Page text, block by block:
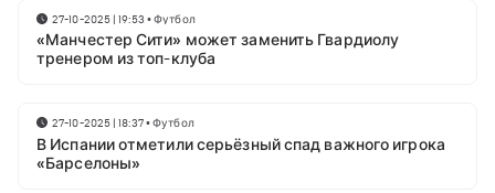
27-10-2025 | 19:53 •Футбол
«Манчестер Сити» может заменить Гвардиолу
тренером из топ-клуба
27-10-2025 | 18:37•Футбол
В Испании отметили серьёзный спад важного игрока
«Барселоны»